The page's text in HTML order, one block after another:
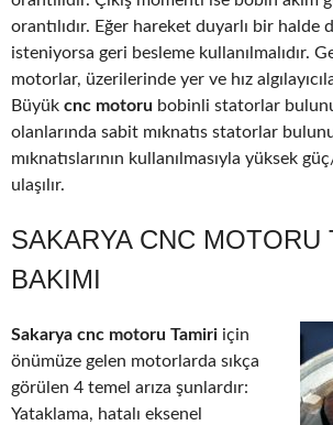
orantılıdır. Eğer hareket duyarlı bir halde
isteniyorsa geri besleme kullanılmalıdır.
motorlar, üzerilerinde yer ve hız
Büyük cnc motoru bobinli statorlar
olanlarında sabit mıknatıs statorlar
mıknatıslarının kullanılmasıyla yüksek
ulaşılır.
SAKARYA CNC MOTORU
BAKIMI
Sakarya cnc motoru Tamiri için
önümüze gelen motorlarda sıkça
görülen 4 temel arıza şunlardır:
Yataklama, hatalı eksenel